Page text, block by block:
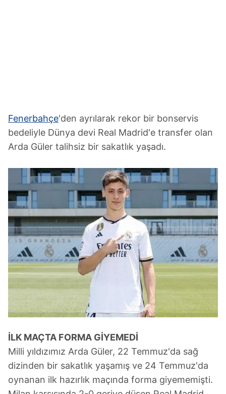
Fenerbahçe'den ayrılarak rekor bir bonservis
bedeliyle Dünya devi Real Madrid'e transfer olan
Arda Güler talihsiz bir sakatlık yaşadı.
İLK MAÇTA FORMA GİYEMEDİ
Milli yıldızımız Arda Güler, 22 Temmuz'da sağ
dizinden bir sakatlık yaşamış ve 24 Temmuz'da
oynanan ilk hazırlık maçında forma giyememişti.